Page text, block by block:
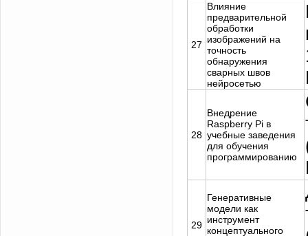
27
Влияние
предварительной
обработки
изображений на
точность
обнаружения
сварных швов
нейросетью
28
Внедрение
Raspberry Pi в
учебные заведения
для обучения
программированию
29
Генеративные
модели как
инструмент
концептуального